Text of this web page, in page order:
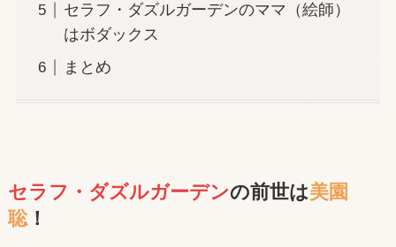
セラフ・ダズルガーデンのママ（絵師）
はボダックス
まとめ
セラフ・ダズルガーデンの前世は美園
聡！